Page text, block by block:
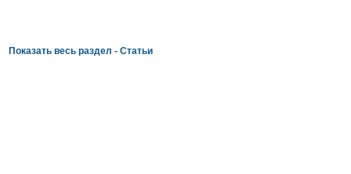
Показать весь раздел - Статьи